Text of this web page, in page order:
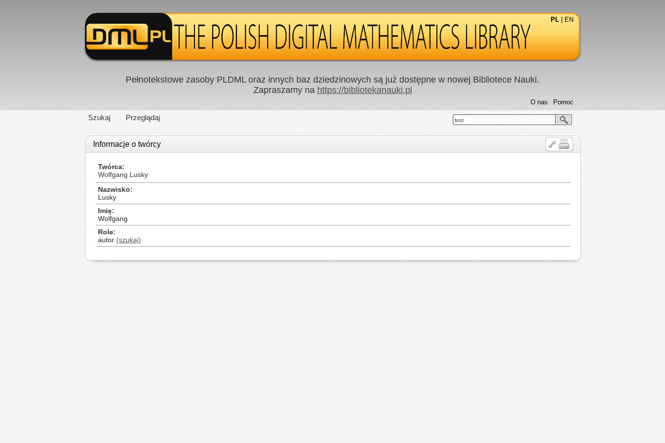
PL EN
Pełnotekstowe zasoby PLDML oraz innych baz dziedzinowych są już dostępne w nowej Bibliotece Nauki.
Zapraszamy na https://bibliotekanauki.pl
Szukaj Przeglądaj
Pomoc
O nas
test
Informacje o twórcy
Twórca
Wolfgang Lusky
Nazwisko
Lusky
Imię
Wolfgang
Role
autor (szukaj)